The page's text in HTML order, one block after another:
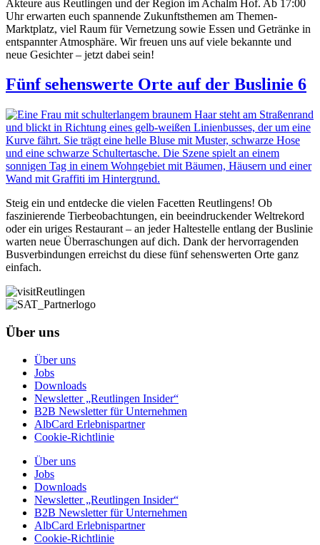
Akteure aus Reutlingen und der Region im Achalm Hof. Ab 17:00
Uhr erwarten euch spannende Zukunftsthemen am Themen-
Marktplatz, viel Raum für Vernetzung sowie Essen und Getränke in
entspannter Atmosphäre. Wir freuen uns auf viele bekannte und
neue Gesichter – jetzt dabei sein!
Fünf sehenswerte Orte auf der Buslinie 6
Steig ein und entdecke die vielen Facetten Reutlingens! Ob
faszinierende Tierbeobachtungen, ein beeindruckender Weltrekord
oder ein uriges Restaurant – an jeder Haltestelle entlang der Buslinie
warten neue Überraschungen auf dich. Dank der hervorragenden
Busverbindungen erreichst du diese fünf sehenswerten Orte ganz
einfach.
Über uns
Über uns
Jobs
Downloads
Newsletter „Reutlingen Insider“
B2B Newsletter für Unternehmen
AlbCard Erlebnispartner
Cookie-Richtlinie
Über uns
Jobs
Downloads
Newsletter „Reutlingen Insider“
B2B Newsletter für Unternehmen
AlbCard Erlebnispartner
Cookie-Richtlinie